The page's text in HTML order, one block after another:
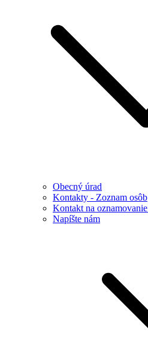
Obecný úrad
Kontakty - Zoznam osôb
Kontakt na
Napíšte nám